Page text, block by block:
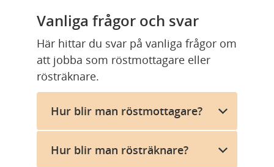
Vanliga frågor och svar
Här hittar du svar på vanliga frågor om
att jobba som röstmottagare eller
rösträknare.
Hur blir man röstmottagare?
Hur blir man rösträknare?